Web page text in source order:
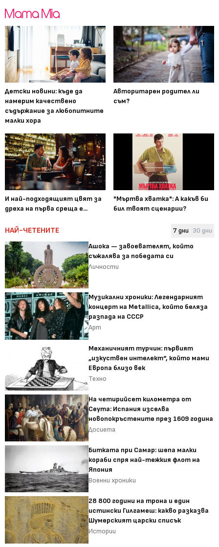
Детски новини: къде да
намерим качествено
съдържание за любопитните
малки хора
Авторитарен родител ли
съм?
И най-подходящият цвят за
дреха на първа среща е...
"Мъртва хватка": А какъв би
бил твоят сценарии?
НАЙ-ЧЕТЕНИТЕ 7 дни 30 дни
Ашока — завоевателят, който
съжалява за победата си
Личности
Музикални хроники: Легендарният
концерт на Metallica, който беляза
разпада на СССР
Арт
Механичният турчин: първият
„изкуствен интелект“, който мами
Европа близо век
Техно
На четирийсет километра от
Сеута: Испания изселва
новопокръстените през 1609 година
Досиета
Битката при Самар: шепа малки
кораби спря най-тежкия флот на
Япония
Военни хроники
28 800 години на трона и един
истински Гилгамеш: какво разказва
Шумерският царски списък
Истории